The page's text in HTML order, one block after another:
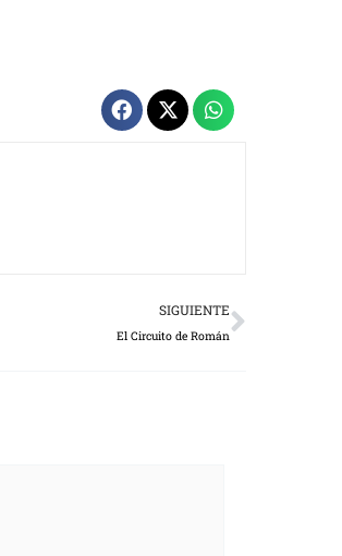
SIGUIENTE
El Circuito de Román
Next